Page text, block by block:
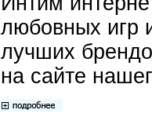
любовных игр
лучших
на сайте